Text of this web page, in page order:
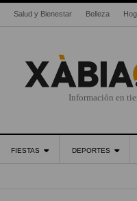
Salud y Bienestar Belleza
Información en
FIESTAS DEPORTES